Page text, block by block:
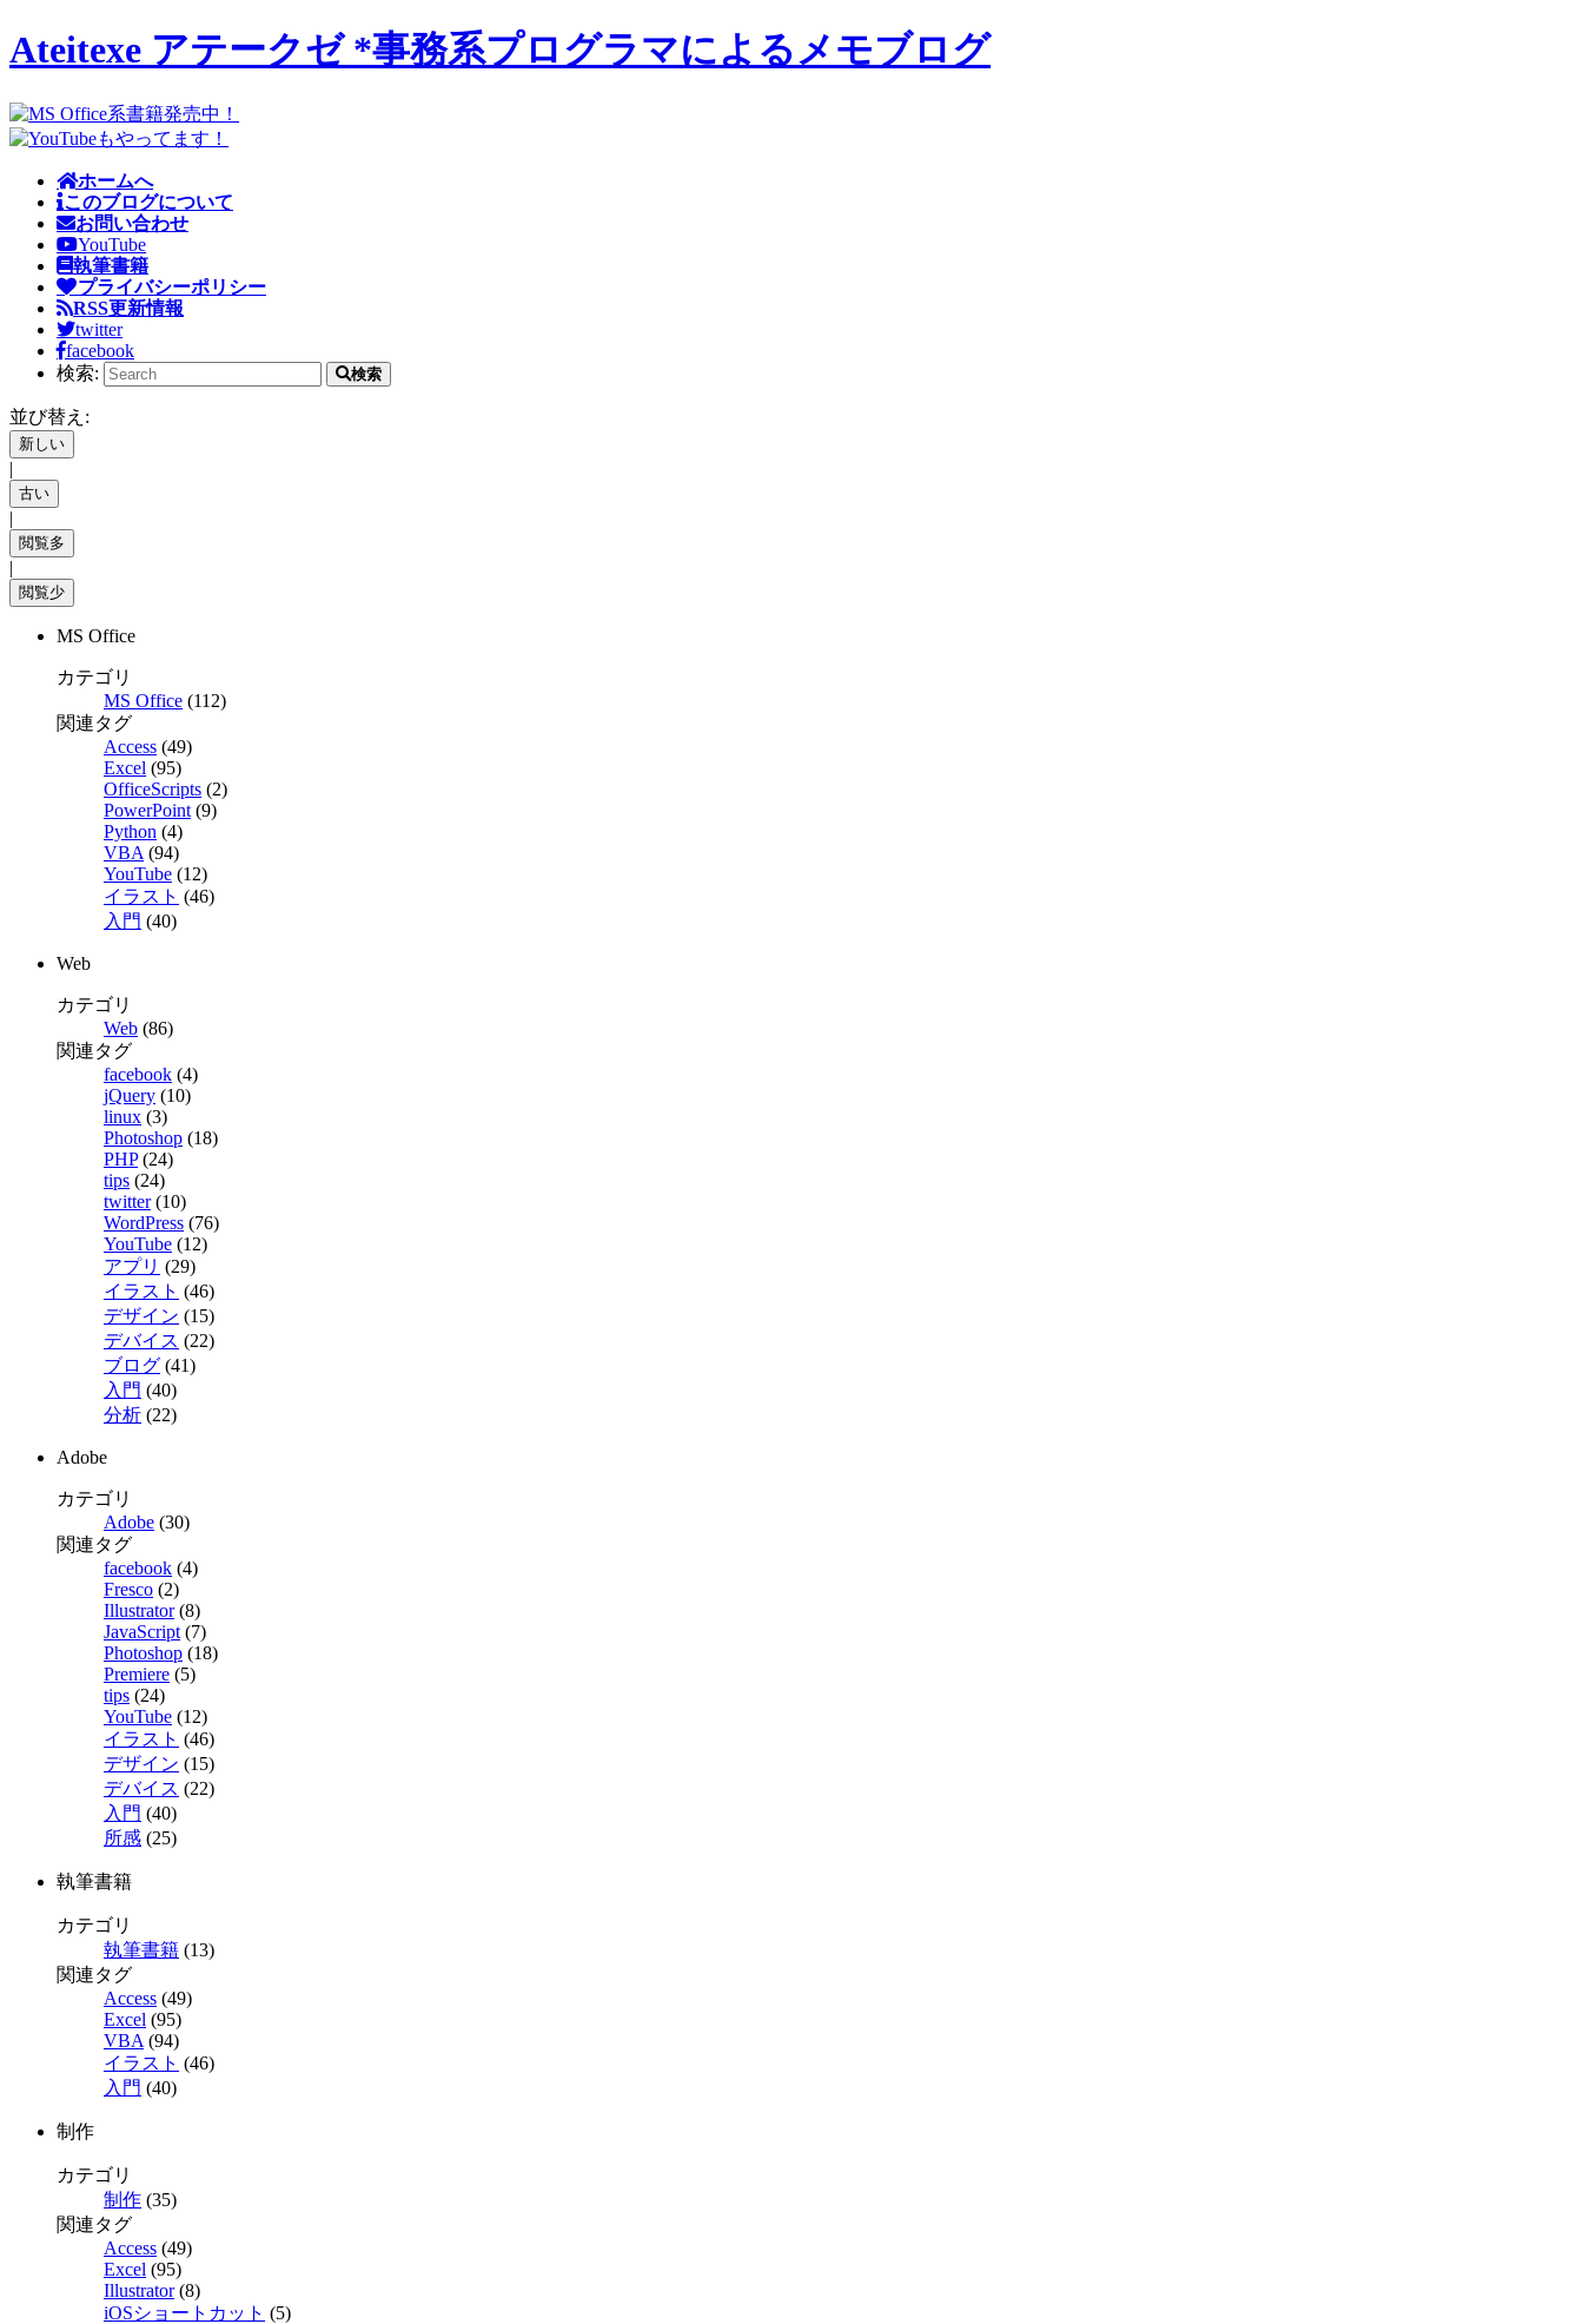
Ateitexe アテークゼ *事務系プログラマによるメモブログ
ホームへ
このブログについて
お問い合わせ
YouTube
執筆書籍
プライバシーポリシー
RSS更新情報
twitter
facebook
検索: 検索
並び替え:
|
|
|
MS Office
カテゴリ
MS Office (112)
関連タグ
Access (49)
Excel (95)
OfficeScripts (2)
PowerPoint (9)
Python (4)
VBA (94)
YouTube (12)
イラスト (46)
入門 (40)
Web
カテゴリ
Web (86)
関連タグ
facebook (4)
jQuery (10)
linux (3)
Photoshop (18)
PHP(24)
tips (24)
twitter(10)
WordPress (76)
YouTube (12)
アプリ (29)
イラスト (46)
デザイン (15)
デバイス (22)
ブログ (41)
入門 (40)
分析 (22)
Adobe
カテゴリ
Adobe (30)
関連タグ
facebook (4)
Fresco (2)
Illustrator(8)
JavaScript (7)
Photoshop (18)
Premiere (5)
tips (24)
YouTube (12)
イラスト (46)
デザイン (15)
デバイス (22)
入門 (40)
所感 (25)
執筆書籍
カテゴリ
執筆書籍 (13)
関連タグ
Access (49)
Excel (95)
VBA (94)
イラスト (46)
入門 (40)
制作
カテゴリ
制作 (35)
関連タグ
Access (49)
Excel (95)
Illustrator(8)
iOSショートカット (5)